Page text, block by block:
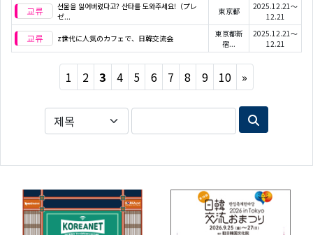
선물을 잃어버렸다고? 산타를 도와주세요!（プレ
ゼ...
東京都
2025.12.21～
12.21
z世代に人気のカフェで、日韓交流会
東京都新
宿...
2025.12.21～
12.21
1 2 3 4 5 6 7 8 9 10 »